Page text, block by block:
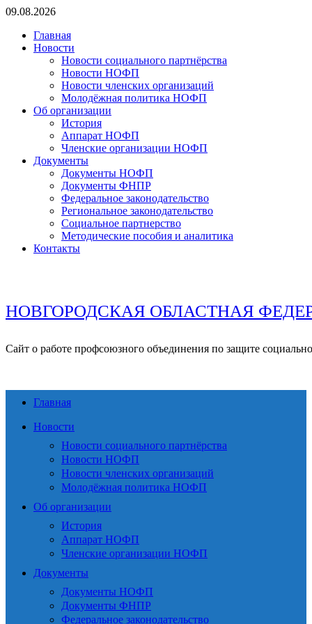
Перейти
содержимому
09.08.2026
Главная
Новости
Новости социального партнёрства
Новости НОФП
Новости членских организаций
Молодёжная политика НОФП
Об организации
История
Аппарат НОФП
Членские организации НОФП
Документы
Документы НОФП
Документы ФНПР
Федеральное законодательство
Региональное законодательство
Социальное партнерство
Методические пособия и аналитика
Контакты
НОВГОРОДСКАЯ ОБЛАСТНАЯ
Сайт о работе профсоюзного объединения по защите
Главная
Новости
Новости социального партнёрства
Новости НОФП
Новости членских организаций
Молодёжная политика НОФП
Об организации
История
Аппарат НОФП
Членские организации НОФП
Документы
Документы НОФП
Документы ФНПР
Федеральное законодательство